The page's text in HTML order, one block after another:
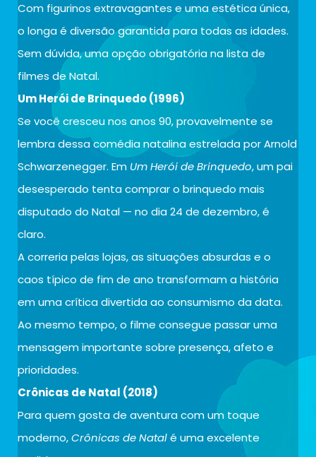
Com figurinos extravagantes e uma estética única,
o longa é diversão garantida para todas as idades.
Sem dúvida, uma opção obrigatória na lista de
filmes de Natal.
Um Herói de Brinquedo (1996)
Se você cresceu nos anos 90, provavelmente se
lembra dessa comédia natalina estrelada por Arnold
Schwarzenegger. Em Um Herói de Brinquedo, um pai
desesperado tenta comprar o brinquedo mais
disputado do Natal — no dia 24 de dezembro, é
claro.
A correria pelas lojas, as situações absurdas e o
caos típico de fim de ano transformam a história
em uma crítica divertida ao consumismo da data.
Ao mesmo tempo, o filme consegue passar uma
mensagem importante sobre presença, afeto e
prioridades.
Crônicas de Natal (2018)
Para quem gosta de aventura com um toque
moderno,Crônicas de Natalé uma excelente